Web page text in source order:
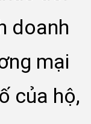
doanh
mại
của hộ,